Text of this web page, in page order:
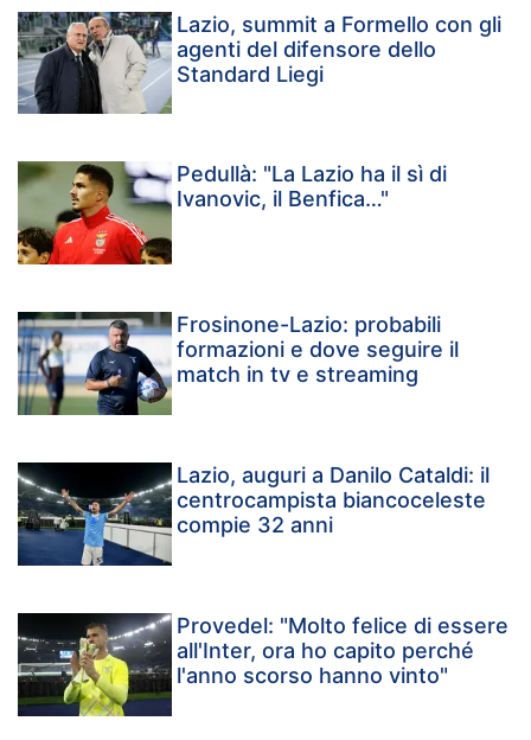
Lazio, summit a Formello con gli
agenti del difensore dello
Standard Liegi
Pedullà: "La Lazio ha il sì di
Ivanovic, il Benfica…"
Frosinone-Lazio: probabili
formazioni e dove seguire il
match in tv e streaming
Lazio, auguri a Danilo Cataldi: il
centrocampista biancoceleste
compie 32 anni
Provedel: "Molto felice di essere
all'Inter, ora ho capito perché
l'anno scorso hanno vinto"